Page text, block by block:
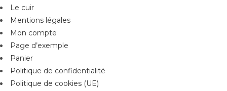
Le cuir
Mentions légales
Mon compte
Page d’exemple
Panier
Politique de confidentialité
Politique de cookies (UE)